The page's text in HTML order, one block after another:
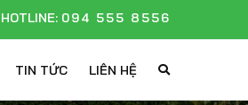
HOTLINE: 094 555 8556
TIN TỨC LIÊN HỆ